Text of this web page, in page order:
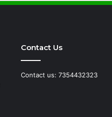
Contact Us
Contact us: 7354432323